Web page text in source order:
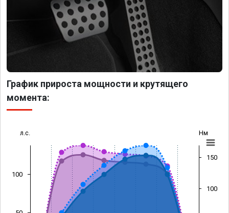
График прироста мощности и крутящего
момента:
л.с. Нм
100
100
150